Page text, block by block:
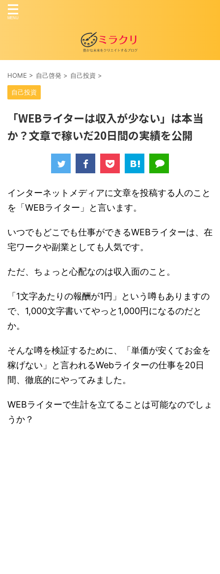
HOME > 自己啓発 > 自己投資 >
自己投資
「WEBライターは収入が少ない」は本当
か？文章で稼いだ20日間の実績を公開
インターネットメディアに文章を投稿する人のこと
を「WEBライター」と言います。
いつでもどこでも仕事ができるWEBライターは、在
宅ワークや副業としても人気です。
ただ、ちょっと心配なのは収入面のこと。
「1文字あたりの報酬が1円」という噂もありますの
で、1,000文字書いてやっと1,000円になるのだと
か。
そんな噂を検証するために、「単価が安くてお金を
稼げない」と言われるWebライターの仕事を20日
間、徹底的にやってみました。
WEBライターで生計を立てることは可能なのでしょ
うか？